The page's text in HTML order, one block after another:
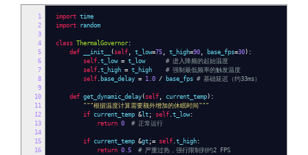
1
2
3
4
5
6
7
8
9
10
11
12
13
14
15
16
import time
import random
class ThermalGovernor :
def __init__ ( self , t_low=75 , t_high=90 , base_fps=30):
self .t_low = t_low # 进入降频的起始温度
self .t_high = t_high # 强制最低频率的触发温度
self . base_delay = 1.0 / base_fps # 基础延迟（约33ms）
def get_dynamic_delay ( self , current_temp):
"""根据温度计算需要额外增加的休眠时间"""
if current_temp &lt ; self .t_low:
return 0 # 正常运行
if current_temp &gt ;= self .t_high :
return 0.5 # 严重过热，强行限制到约2 FPS